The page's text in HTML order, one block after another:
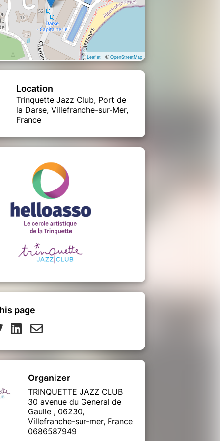
Leaflet | © OpenStreetMap
Location
Trinquette Jazz Club, Port de
la Darse, Villefranche-sur-Mer,
France
page
Organizer
TRINQUETTE JAZZ CLUB
30 avenue du General de
Gaulle , 06230,
Villefranche-sur-mer, France
0686587949